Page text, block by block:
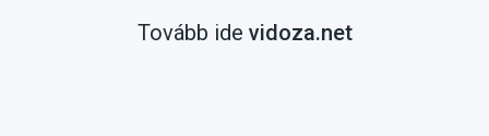
Tovább ide vidoza.net